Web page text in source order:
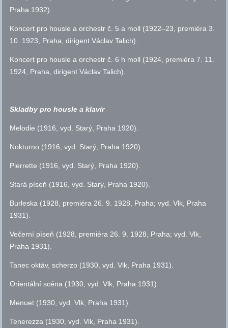
Praha 1932).
Koncert pro housle a orchestrč. 5 a moll (1922–23, premiéra 3.
10. 1923, Praha, dirigent Václav Talich).
Koncert pro housle a orchestrč. 6 h moll (1924, premiéra 7. 11.
1924, Praha, dirigent Václav Talich).
Skladby pro housle a klavír
Melodie (1916,vyd. Starý, Praha 1920).
Nokturno (1916,vyd. Starý, Praha 1920).
Pierrette (1916,vyd. Starý, Praha 1920).
Stará píseň (1916,vyd. Starý, Praha 1920).
Burleska (1928, premiéra 26. 9. 1928, Praha;vyd. Vlk, Praha
1931).
Večerní píseň (1928, premiéra 26. 9. 1928, Praha;vyd. Vlk,
Praha 1931).
Tanec oktáv, scherzo (1930,vyd. Vlk, Praha 1931).
Orientální scéna (1930,vyd. Vlk, Praha 1931).
Menuet (1930,vyd. Vlk, Praha 1931).
Tenerezza (1930,vyd. Vlk, Praha 1931).